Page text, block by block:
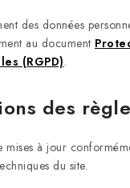
des données
au document
(RGPD).
des
mises à jour
du site.